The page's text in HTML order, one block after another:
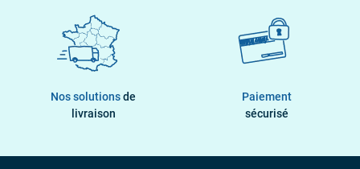
Nos solutionsde
livraison
Paiement
sécurisé